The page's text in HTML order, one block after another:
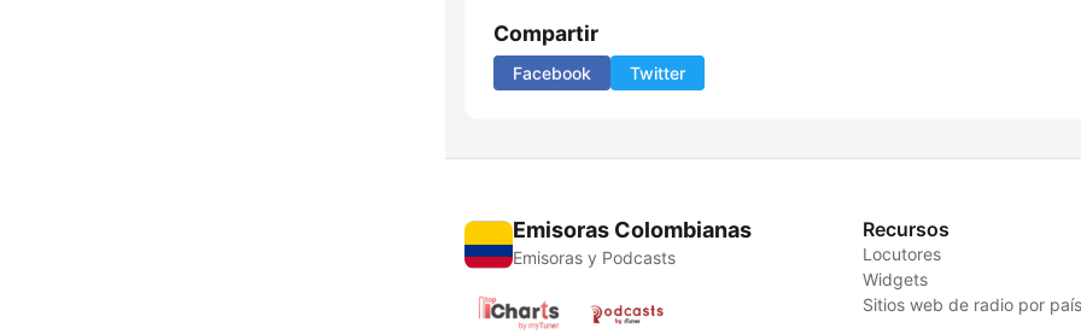
Compartir
Facebook Twitter
Emisoras Colombianas
Emisoras y Podcasts
Recursos
Locutores
Widgets
Sitios web de radio por país